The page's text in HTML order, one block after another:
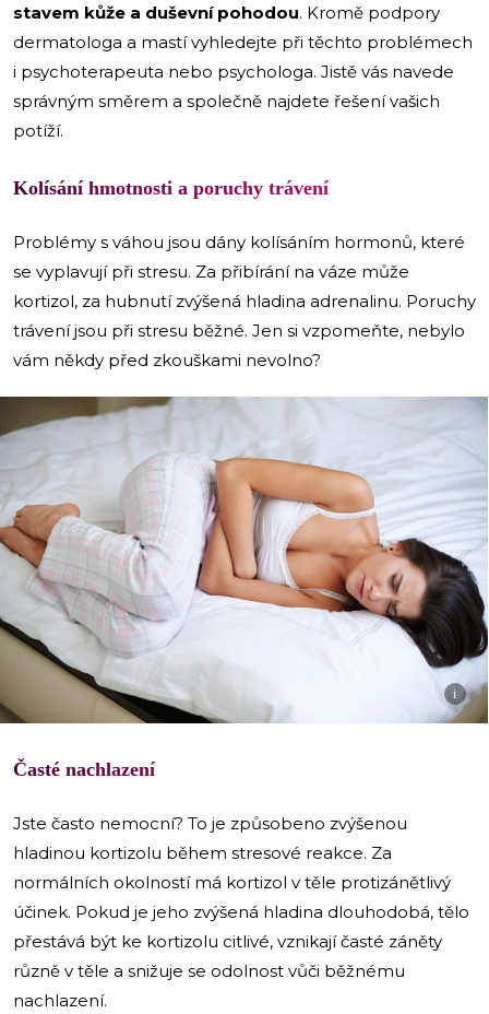
stavem kůže a duševní pohodou. Kromě podpory
dermatologa a mastí vyhledejte při těchto problémech
i psychoterapeuta nebo psychologa. Jistě vás navede
správným směrem a společně najdete řešení vašich
potíží.
Kolísání hmotnosti a poruchy trávení
Problémy s váhou jsou dány kolísáním hormonů, které
se vyplavují při stresu. Za přibírání na váze může
kortizol, za hubnutí zvýšená hladina adrenalinu. Poruchy
trávení jsou při stresu běžné. Jen si vzpomeňte, nebylo
vám někdy před zkouškami nevolno?
i
Časté nachlazení
Jste často nemocní? To je způsobeno zvýšenou
hladinou kortizolu během stresové reakce. Za
normálních okolností má kortizol v těle protizánětlivý
účinek. Pokud je jeho zvýšená hladina dlouhodobá, tělo
přestává být ke kortizolu citlivé, vznikají časté záněty
různě v těle a snižuje se odolnost vůči běžnému
nachlazení.